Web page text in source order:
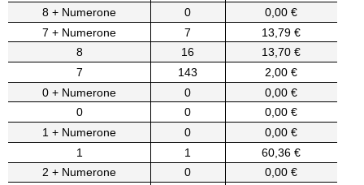
8 + Numerone
0
0,00 €
7 + Numerone
7
13,79 €
8
16
13,70 €
7
143
2,00 €
0 + Numerone
0
0,00 €
0
0
0,00 €
1 + Numerone
0
0,00 €
1
1
60,36 €
2 + Numerone
0
0,00 €